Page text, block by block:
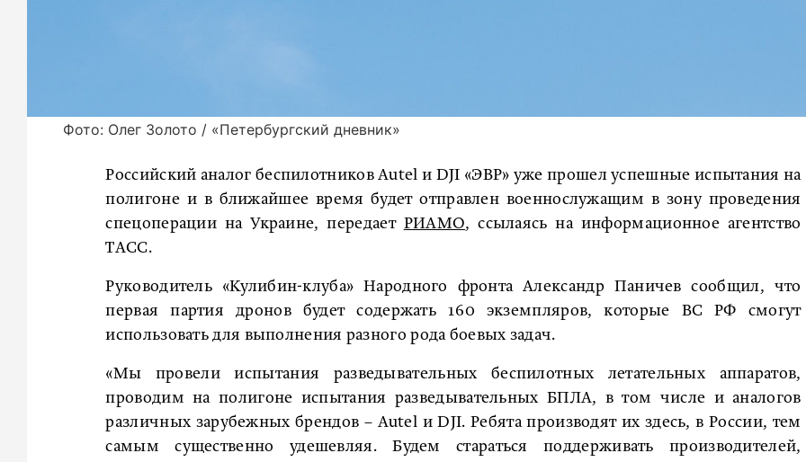
Фото: Олег Золото / «Петербургский дневник»
Российский аналог беспилотников Autel и DJI «ЭВР» уже прошел успешные испытания на
полигоне и в ближайшее время будет отправлен военнослужащим в зону проведения
спецоперации на Украине, передает РИАМО, ссылаясь на информационное агентство
ТАСС.
Руководитель «Кулибин-клуба» Народного фронта Александр Паничев сообщил, что
первая партия дронов будет содержать 160 экземпляров, которые ВС РФ смогут
использовать для выполнения разного рода боевых задач.
«Мы провели испытания разведывательных беспилотных летательных аппаратов,
проводим на полигоне испытания разведывательных БПЛА, в том числе и аналогов
различных зарубежных брендов – Autel и DJI. Ребята производят их здесь, в России, тем
самым существенно удешевляя. Будем стараться поддерживать производителей,